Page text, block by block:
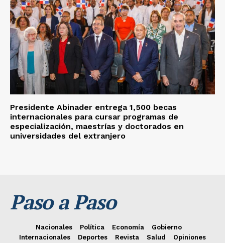
Presidente Abinader entrega 1,500 becas
internacionales para cursar programas de
especialización, maestrías y doctorados en
universidades del extranjero
Paso a Paso
Nacionales Política Economía
Gobierno
Internacionales
Deportes Revista Salud Opiniones